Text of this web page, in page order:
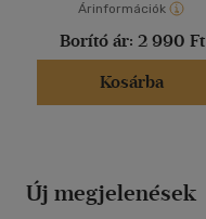
Árinformációk
Borító ár: 2 990 Ft
Kosárba
Új megjelenések